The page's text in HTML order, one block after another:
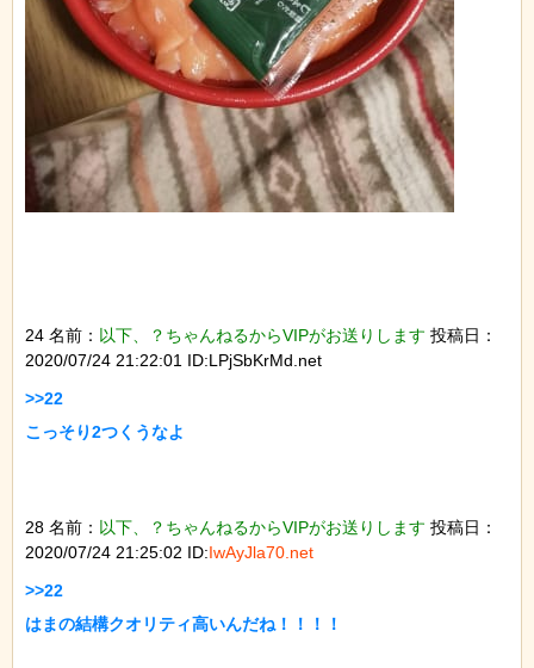
24 名前： 以下、？ちゃんねるからVIPがお送りします 投稿日：
2020/07/24 21:22:01 ID:LPjSbKrMd.net
>>22
こっそり2つくうなよ
28 名前： 以下、？ちゃんねるからVIPがお送りします 投稿日：
2020/07/24 21:25:02 ID:IwAyJla70.net
>>22
はまの結構クオリティ高いんだね！！！！